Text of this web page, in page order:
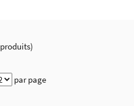
produits)
par page